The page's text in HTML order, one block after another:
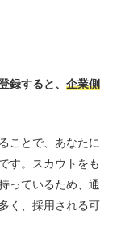
録すると、 企業側
ことで、あなたに
す。スカウトをも
っているため、通
く、採用される可